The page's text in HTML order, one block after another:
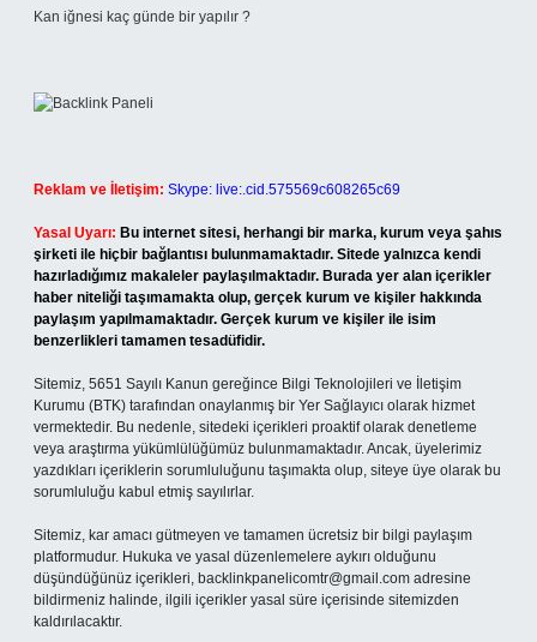
Kan iğnesi kaç günde bir yapılır ?
Reklam ve İletişim: Skype: live:.cid.575569c608265c69
Yasal Uyarı: Bu internet sitesi, herhangi bir marka, kurum veya şahıs
şirketi ile hiçbir bağlantısı bulunmamaktadır. Sitede yalnızca kendi
hazırladığımız makaleler paylaşılmaktadır. Burada yer alan içerikler
haber niteliği taşımamakta olup, gerçek kurum ve kişiler hakkında
paylaşım yapılmamaktadır. Gerçek kurum ve kişiler ile isim
benzerlikleri tamamen tesadüfidir.
Sitemiz, 5651 Sayılı Kanun gereğince Bilgi Teknolojileri ve İletişim
Kurumu (BTK) tarafından onaylanmış bir Yer Sağlayıcı olarak hizmet
vermektedir. Bu nedenle, sitedeki içerikleri proaktif olarak denetleme
veya araştırma yükümlülüğümüz bulunmamaktadır. Ancak, üyelerimiz
yazdıkları içeriklerin sorumluluğunu taşımakta olup, siteye üye olarak bu
sorumluluğu kabul etmiş sayılırlar.
Sitemiz, kar amacı gütmeyen ve tamamen ücretsiz bir bilgi paylaşım
platformudur. Hukuka ve yasal düzenlemelere aykırı olduğunu
düşündüğünüz içerikleri, backlinkpanelicomtr@gmail.com adresine
bildirmeniz halinde, ilgili içerikler yasal süre içerisinde sitemizden
kaldırılacaktır.